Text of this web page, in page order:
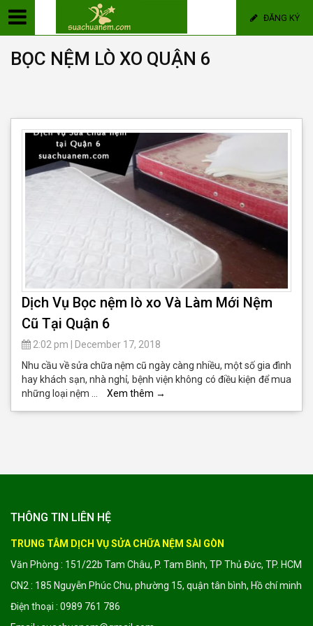
ĐĂNG KÝ
BỌC NỆM LÒ XO QUẬN 6
Dịch Vụ Bọc nệm lò xo Và Làm Mới Nệm
Cũ Tại Quận 6
2:02 pm
December 17, 2018
Nhu cầu về sửa chữa nệm cũ ngày càng nhiều, một số gia đình
hay khách sạn, nhà nghỉ, bệnh viện không có điều kiện để mua
những loại nệm …
Xem thêm →
THÔNG TIN LIÊN HỆ
TRUNG TÂM DỊCH VỤ SỬA CHỮA NỆM SÀI GÒN
Văn Phòng : 151/22b Tam Châu, P. Tam Bình, TP Thủ Đức, TP. HCM
CN2 : 185 Nguyễn Phúc Chu, phường 15, quận tân bình, Hồ chí minh
Điện thoại : 0989 761 786